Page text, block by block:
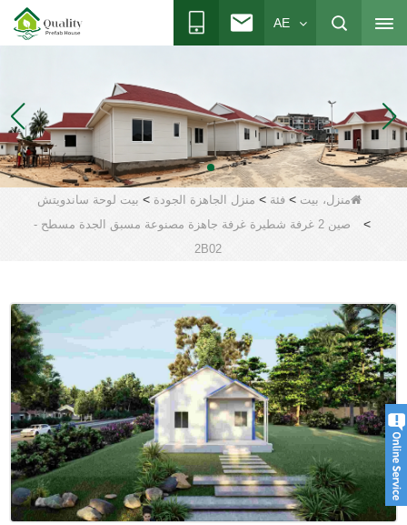
AE
منزل، بيت >فئة > منزل الجاهزة الجودة > بيت لوحة ساندويتش
>
صين 2 غرفة شطيرة غرفة جاهزة مصنوعة مسبق الجدة مسطح -
2B02